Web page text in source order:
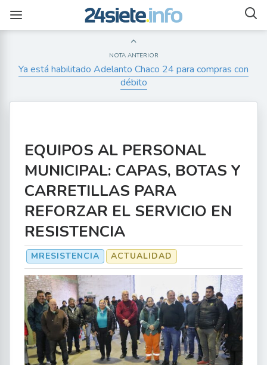
NOTA ANTERIOR
Ya está habilitado Adelanto Chaco 24 para compras con
débito
EQUIPOS AL PERSONAL
MUNICIPAL: CAPAS, BOTAS Y
CARRETILLAS PARA
REFORZAR EL SERVICIO EN
RESISTENCIA
MRESISTENCIA ACTUALIDAD